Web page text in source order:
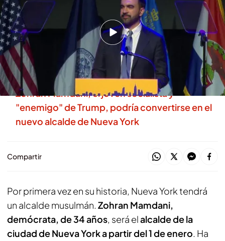
Redacción digital Noticias Cuatro
05 NOV 2025 - 18:43h.
"Soy musulmán, soy socialista y demócrata. Y
lo peor de todo es que me niego a disculparme
por nada de esto", ha dicho Mamdani.
Zohran Mamdani, el joven socialista y
"enemigo" de Trump, podría convertirse en el
nuevo alcalde de Nueva York
Compartir
Por primera vez en su historia, Nueva York tendrá
un alcalde musulmán. Zohran Mamdani,
demócrata, de 34 años, será elalcalde de la
ciudad de Nueva York a partir del 1 de enero. Ha